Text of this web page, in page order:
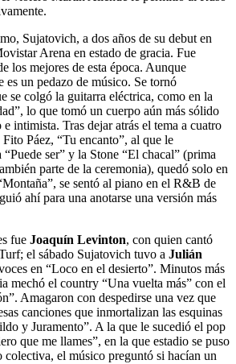
Sujatovich, a dos años de su debut en
Arena en estado de gracia. Fue
los mejores de esta época. Aunque
es un pedazo de músico. Se tornó
se colgó la guitarra eléctrica, como en la
lo que tomó un cuerpo aún más sólido
intimista. Tras dejar atrás el tema a cuatro
Páez, “Tu encanto”, al que le
“Puede ser” y la Stone “El chacal” (prima
parte de la ceremonia), quedó solo en
se sentó al piano en el R&B de
ahí para una anotarse una versión más
fue Joaquín Levinton, con quien cantó
el sábado Sujatovich tuvo a Julián
en “Loco en el desierto”. Minutos más
mechó el country “Una vuelta más” con el
Amagaron con despedirse una vez que
canciones que inmortalizan las esquinas
y Juramento”. A la que le sucedió el pop
que me llames”, en la que estadio se puso
colectiva, el músico preguntó si hacían un